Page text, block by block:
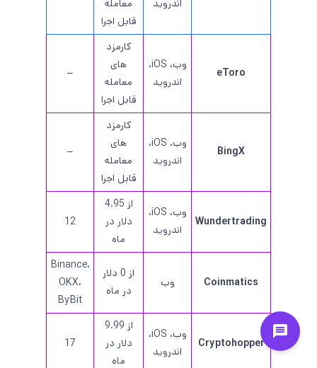
اندروید
معامله
قابل اجرا
eToro
وب، iOS،
اندروید
کارمزد
های
معامله
قابل اجرا
–
BingX
وب، iOS،
اندروید
کارمزد
های
معامله
قابل اجرا
–
Wundertrading
وب، iOS،
اندروید
از 4.95
دلار در
ماه
12
Coinmatics وب
از 0 دلار
در ماه
Binance،
OKX،
ByBit
Cryptohopper
وب، iOS،
اندروید
از 9.99
دلار در
ماه
17